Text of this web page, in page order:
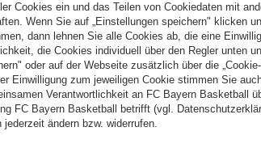
Möchtest du im StoreDeutschlandbleiben?
Ja,Deutschland, um dorthin zu liefern!